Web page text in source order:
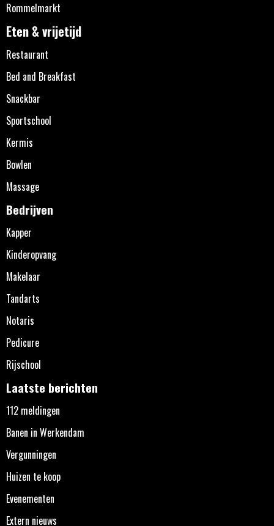
Rommelmarkt
Eten & vrijetijd
Restaurant
Bed and Breakfast
Snackbar
Sportschool
Kermis
Bowlen
Massage
Bedrijven
Kapper
Kinderopvang
Makelaar
Tandarts
Notaris
Pedicure
Rijschool
Laatste berichten
112 meldingen
Banen in Werkendam
Vergunningen
Huizen te koop
Evenementen
Extern nieuws